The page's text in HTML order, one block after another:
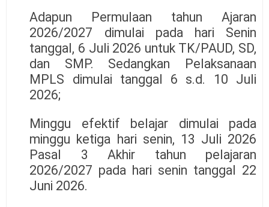
Adapun Permulaan tahun Ajaran
2026/2027 dimulai pada hari Senin
tanggal, 6 Juli 2026 untuk TK/PAUD, SD,
dan SMP. Sedangkan Pelaksanaan
MPLS dimulai tanggal 6 s.d. 10 Juli
2026;
Minggu efektif belajar dimulai pada
minggu ketiga hari senin, 13 Juli 2026
Pasal 3 Akhir tahun pelajaran
2026/2027 pada hari senin tanggal 22
Juni 2026.